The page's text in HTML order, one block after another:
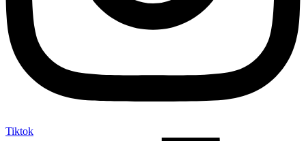
Tiktok